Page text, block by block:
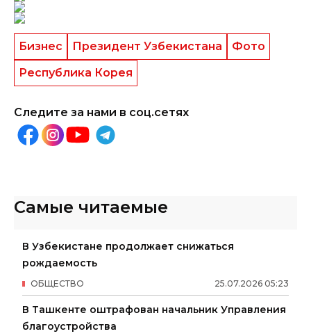
Бизнес Президент Узбекистана
Фото
Республика Корея
Следите за нами в соц.сетях
Самые читаемые
В Узбекистане продолжает снижаться
рождаемость
25.07.2026 05:23
ОБЩЕСТВО
В Ташкенте оштрафован начальник Управления
благоустройства